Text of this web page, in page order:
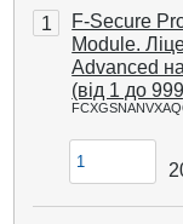
1
F-Secure
Module.
Advanced на
(від 1 до